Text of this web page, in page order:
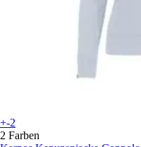
+-2
2 Farben